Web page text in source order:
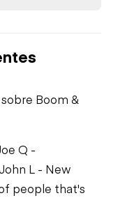
Boom &
Q -
L - New
people that's